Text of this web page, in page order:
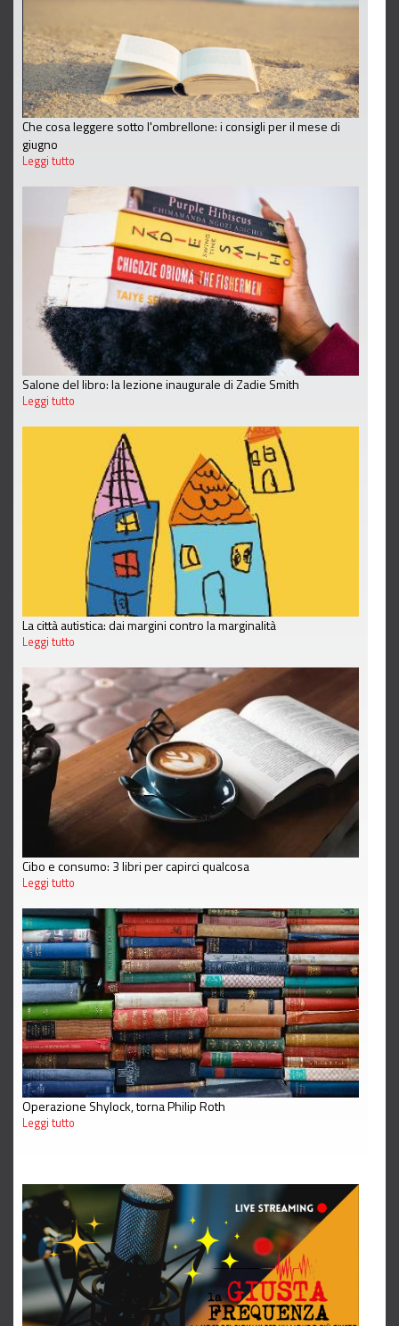
Che cosa leggere sotto l'ombrellone: i consigli per il mese di
giugno
Leggi tutto
Salone del libro: la lezione inaugurale di Zadie Smith
Leggi tutto
La città autistica: dai margini contro la marginalità
Leggi tutto
Cibo e consumo: 3 libri per capirci qualcosa
Leggi tutto
Operazione Shylock, torna Philip Roth
Leggi tutto